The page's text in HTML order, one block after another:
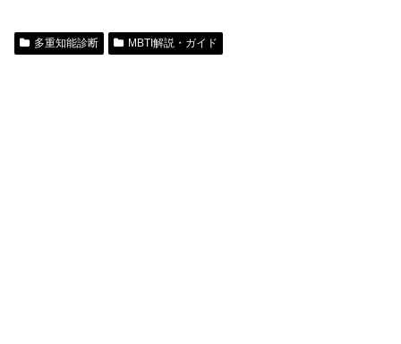
多重知能診断 MBTI解説・ガイド